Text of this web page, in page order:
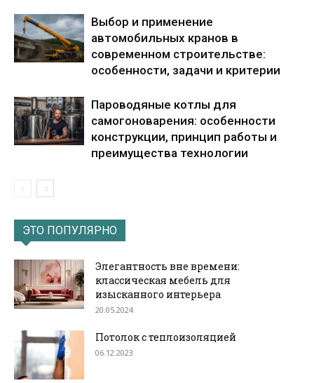
Выбор и применение
автомобильных кранов в
современном строительстве:
особенности, задачи и критерии
Пароводяные котлы для
самогоноварения: особенности
конструкции, принцип работы и
преимущества технологии
ЭТО ПОПУЛЯРНО
Элегантность вне времени:
классическая мебель для
изысканного интерьера
20.05.2024
Потолок с теплоизоляцией
06.12.2023